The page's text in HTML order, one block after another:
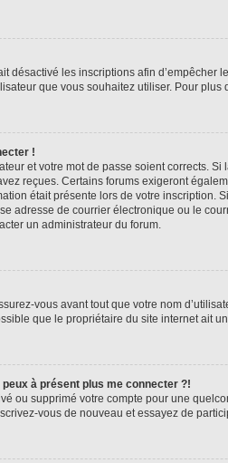
désactivé les inscriptions afin
que vous souhaitez utiliser. Pour
!
et votre mot de passe soient corrects.
reçues. Certains forums exigeront
était présente lors de votre
adresse de courrier électronique ou le
un administrateur du forum.
vous avant tout que votre nom
que le propriétaire du site internet ait
à présent plus me connecter ?!
ou supprimé votre compte pour une
vous de nouveau et essayez de